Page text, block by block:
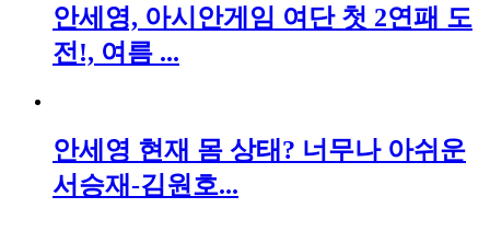
안세영, 아시안게임 여단 첫 2연패 도
전!, 여름 ...
안세영 현재 몸 상태? 너무나 아쉬운
서승재-김원호...